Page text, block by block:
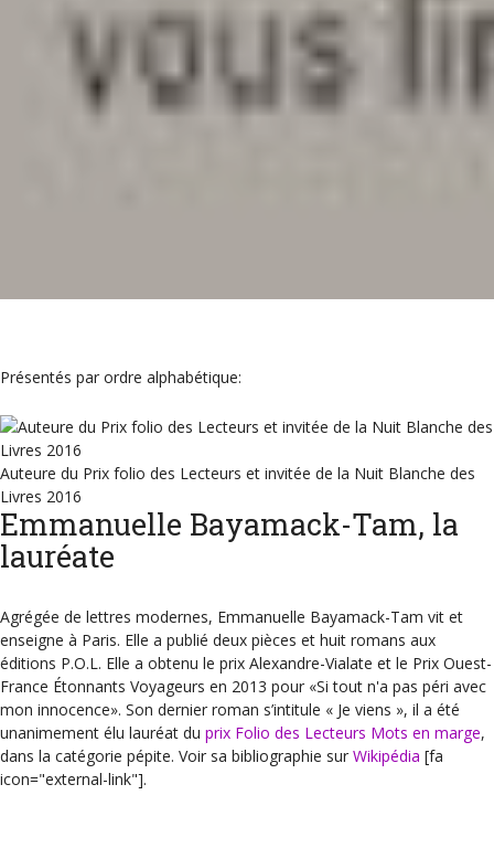
Présentés par ordre alphabétique:
Auteure du Prix folio des Lecteurs et invitée de la Nuit Blanche des
Livres 2016
Emmanuelle Bayamack-Tam, la
lauréate
Agrégée de lettres modernes, Emmanuelle Bayamack-Tam vit et
enseigne à Paris. Elle a publié deux pièces et huit romans aux
éditions P.O.L. Elle a obtenu le prix Alexandre-Vialate et le Prix Ouest-
France Étonnants Voyageurs en 2013 pour «Si tout n'a pas péri avec
mon innocence». Son dernier roman s’intitule « Je viens », il a été
unanimement élu lauréat du prix Folio des Lecteurs Mots en marge,
dans la catégorie pépite. Voir sa bibliographie sur Wikipédia [fa
icon="external-link"].